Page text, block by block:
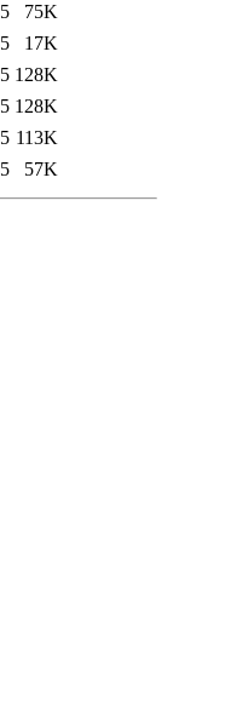
75K
17K
128K
128K
113K
57K